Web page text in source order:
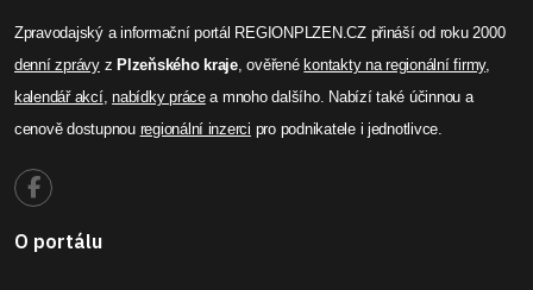
Zpravodajský a informační portál REGIONPLZEN.CZ přináší od roku 2000
denní zprávyz Plzeňského kraje, ověřené kontakty na regionální firmy,
kalendář akcí,nabídky prácea mnoho dalšího. Nabízí také účinnou a
cenově dostupnou regionální inzerci pro podnikatele i jednotlivce.
O portálu